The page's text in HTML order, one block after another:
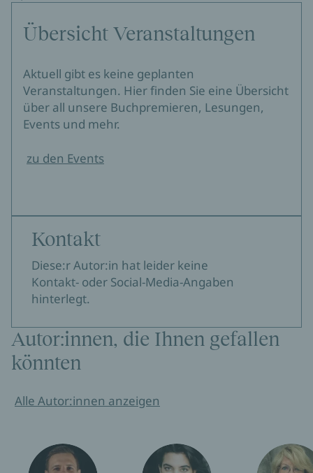
Übersicht Veranstaltungen
Aktuell gibt es keine geplanten
Veranstaltungen. Hier finden Sie eine Übersicht
über all unsere Buchpremieren, Lesungen,
Events und mehr.
zu den Events
Kontakt
Diese:r Autor:in hat leider keine
Kontakt- oder Social-Media-Angaben
hinterlegt.
Autor:innen, die Ihnen gefallen
könnten
Alle Autor:innen anzeigen